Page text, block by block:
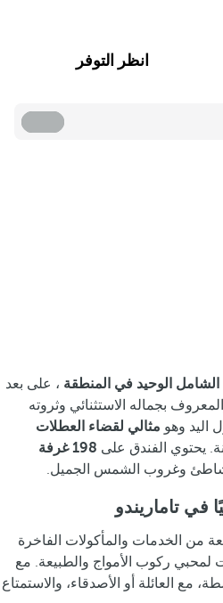
انظر التوفر
الشامل الوحيد في المنطقة ، على بعد
بجماله الاستثنائي وثروته
اليد وهو مثالي لقضاء العطلات
يحتوي الفندق على 198 غرفة
وغروب الشمس الجميل.
من الخدمات والمأكولات الفاخرة
لمحبي ركوب الأمواج والطبيعة. مع
مع العائلة أو الأصدقاء، والاستمتاع